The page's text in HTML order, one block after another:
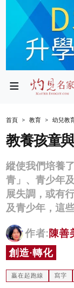
政局
財經
生活
科技
名家榜
灼見活動
關於我們
首頁 教育 幼兒教
教養孩童
縱使我們培養
青」、青少年
展失調，或有
及青少年，這
作者: 陳善
創造·轉化
贏在起跑線 寫字